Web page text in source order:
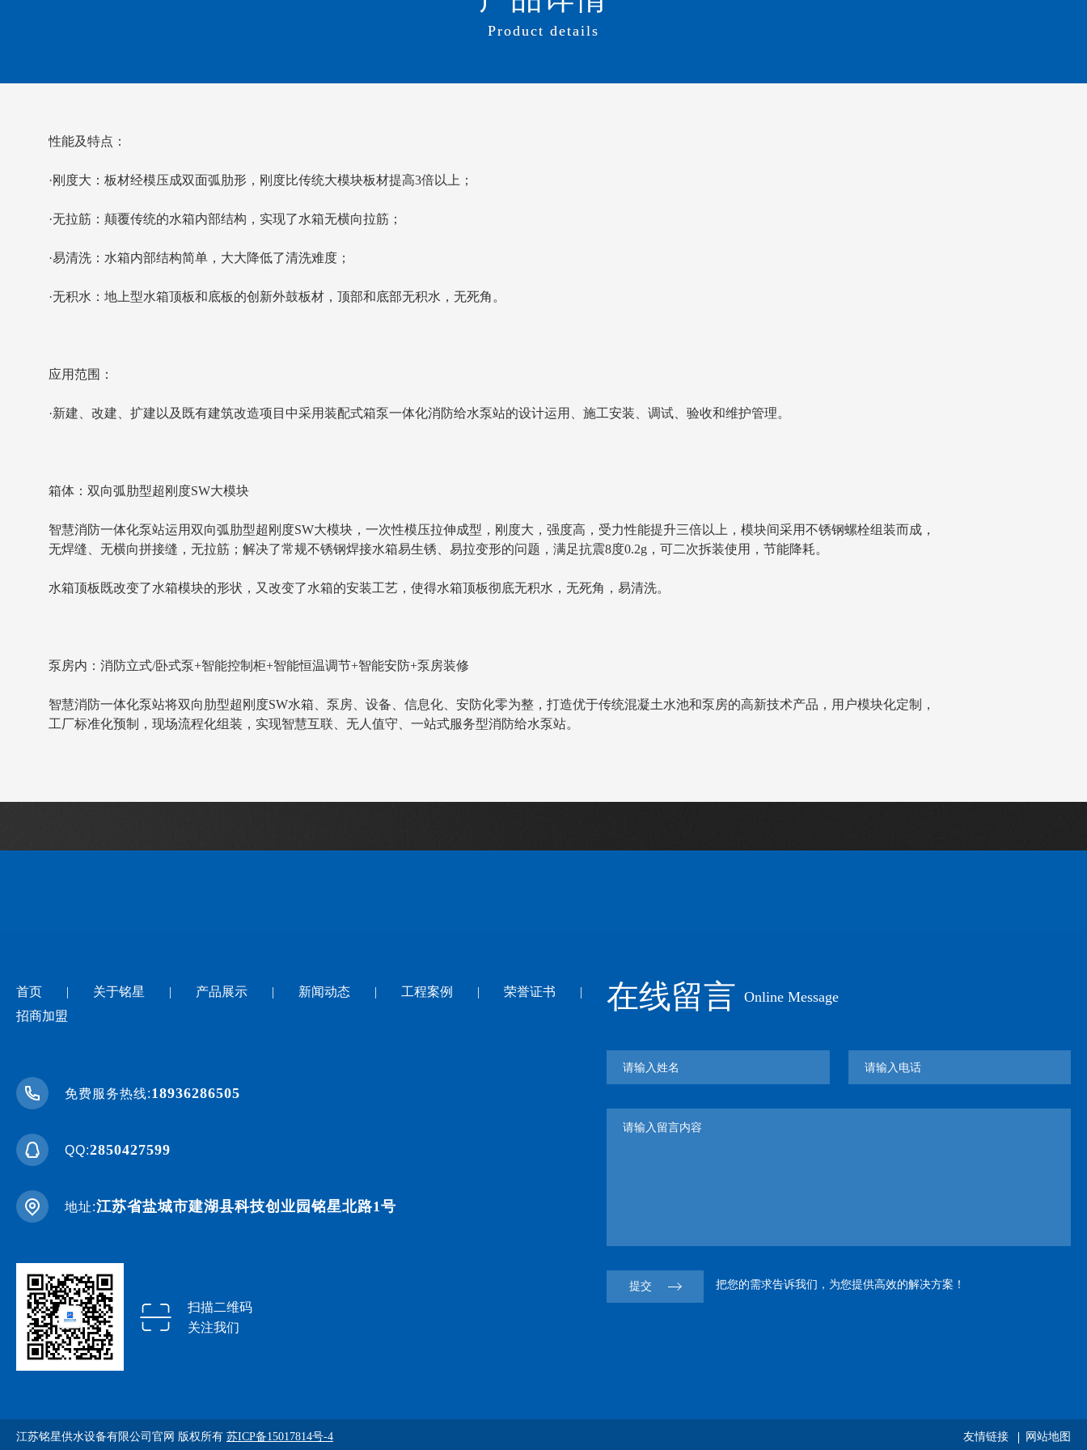
Product details
性能及特点：
·刚度大：板材经模压成双面弧肋形，刚度比传统大模块板材提高3倍以上；
·无拉筋：颠覆传统的水箱内部结构，实现了水箱无横向拉筋；
·易清洗：水箱内部结构简单，大大降低了清洗难度；
·无积水：地上型水箱顶板和底板的创新外鼓板材，顶部和底部无积水，无死角。
应用范围：
·新建、改建、扩建以及既有建筑改造项目中采用装配式箱泵一体化消防给水泵站的设计运用、施工安装、调试、验收和维护管理。
箱体：双向弧肋型超刚度SW大模块
智慧消防一体化泵站运用双向弧肋型超刚度SW大模块，一次性模压拉伸成型，刚度大，强度高，受力性能提升三倍以上，模块间采用不锈钢螺栓组装而成，
无焊缝、无横向拼接缝，无拉筋；解决了常规不锈钢焊接水箱易生锈、易拉变形的问题，满足抗震8度0.2g，可二次拆装使用，节能降耗。
水箱顶板既改变了水箱模块的形状，又改变了水箱的安装工艺，使得水箱顶板彻底无积水，无死角，易清洗。
泵房内：消防立式/卧式泵+智能控制柜+智能恒温调节+智能安防+泵房装修
智慧消防一体化泵站将双向肋型超刚度SW水箱、泵房、设备、信息化、安防化零为整，打造优于传统混凝土水池和泵房的高新技术产品，用户模块化定制，
工厂标准化预制，现场流程化组装，实现智慧互联、无人值守、一站式服务型消防给水泵站。
首页 | 关于铭星 | 产品展示 | 新闻动态 | 工程案例 | 荣誉证书
|
招商加盟
免费服务热线:18936286505
QQ:2850427599
地址:江苏省盐城市建湖县科技创业园铭星北路1号
扫描二维码
关注我们
在线留言 Online Message
提交 把您的需求告诉我们，为您提供高效的解决方案！
江苏铭星供水设备有限公司官网 版权所有 苏ICP备15017814号-4 友情链接 网站地图